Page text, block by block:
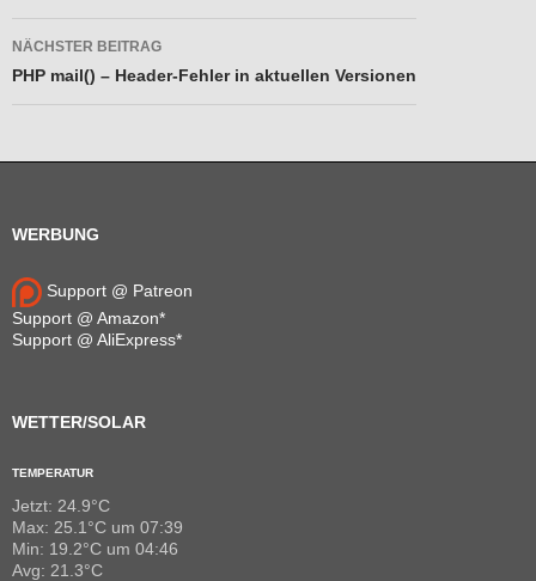
NÄCHSTER BEITRAG
PHP mail() – Header-Fehler in aktuellen Versionen
WERBUNG
Support @ Patreon
Support @ Amazon*
Support @ AliExpress*
WETTER/SOLAR
TEMPERATUR
Jetzt: 24.9°C
Max: 25.1°C um 07:39
Min: 19.2°C um 04:46
Avg: 21.3°C